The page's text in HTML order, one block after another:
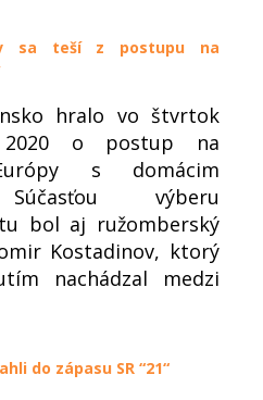
sa teší z postupu na
hralo vo štvrtok
2020 o postup na
s domácim
výberu
bol aj ružomberský
Kostadinov, ktorý
nachádzal medzi
do zápasu SR “21“